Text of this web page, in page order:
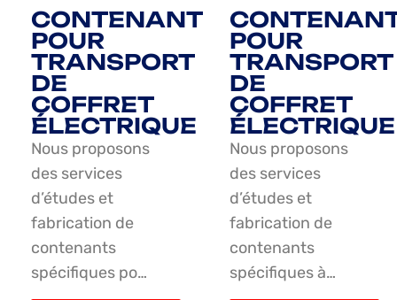
CONTENANT
POUR
TRANSPORT
DE
COFFRET
ÉLECTRIQUE
Nous proposons
des services
d’études et
fabrication de
contenants
spécifiques po…
POUR
TRANSPORT
DE
COFFRET
ÉLECTRIQUE
Nous proposons
des services
d’études et
fabrication de
contenants
spécifiques à…